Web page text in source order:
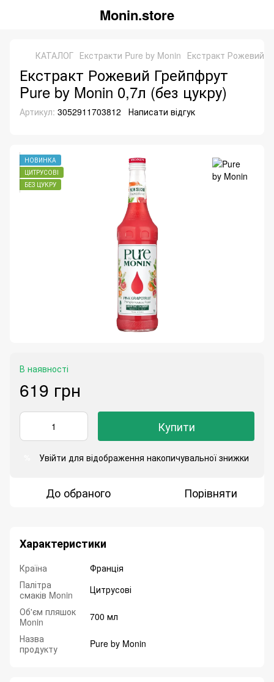
Monin.store
КАТАЛОГ Екстракти Pure by Monin Екстракт Рожевий
Екстракт Рожевий Грейпфрут
Pure by Monin 0,7л (без цукру)
Артикул: 3052911703812 Написати відгук
НОВИНКА
ЦИТРУСОВІ
БЕЗ ЦУКРУ
В наявності
619 грн
Купити
Увійти для відображення накопичувальної знижки
До обраного Порівняти
Характеристики
Країна
Франція
Палітра
смаків Monin
Цитрусові
Об'єм пляшок
Monin
700 мл
Назва
продукту
Pure by Monin